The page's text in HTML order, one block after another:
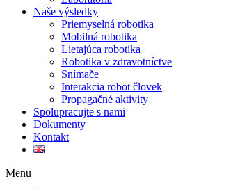
Naše výsledky
Priemyselná robotika
Mobilná robotika
Lietajúca robotika
Robotika v zdravotníctve
Snímače
Interakcia robot človek
Propagačné aktivity
Spolupracujte s nami
Dokumenty
Kontakt
Menu